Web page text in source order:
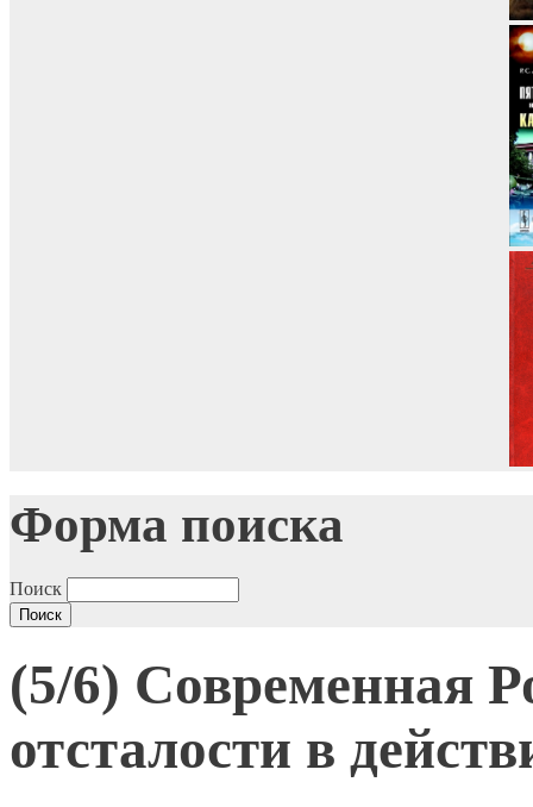
Форма поиска
Поиск
(5/6) Современная
отсталости в